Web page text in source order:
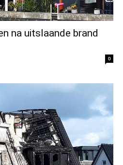
na uitslaande brand
0